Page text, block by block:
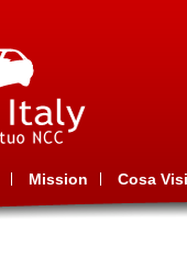
Mission Cosa